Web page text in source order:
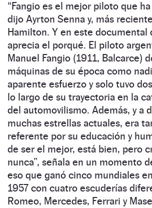
“Fangio es el mejor piloto que
dijo Ayrton Senna y, más
Hamilton. Y en este documental
aprecia el porqué. El piloto
Manuel Fangio (1911, Balcarce)
máquinas de su época como
aparente esfuerzo y solo tuvo
lo largo de su trayectoria en la
del automovilismo. Además, y a
muchas estrellas actuales, era
referente por su educación y
de ser el mejor, está bien, pero
nunca”, señala en un momento
eso que ganó cinco mundiales
1957 con cuatro escuderías
Romeo, Mercedes, Ferrari y